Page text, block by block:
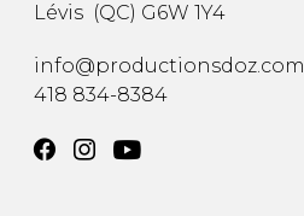
Lévis (QC) G6W 1Y4
info@productionsdoz.com
418 834-8384